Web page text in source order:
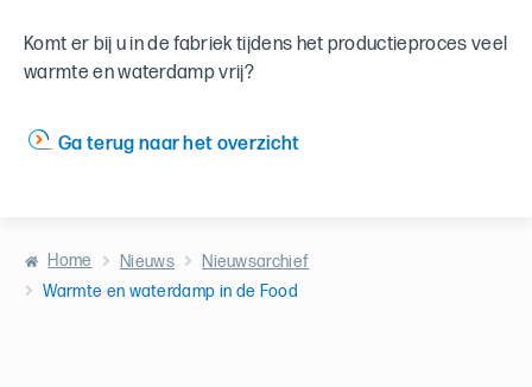
Komt er bij u in de fabriek tijdens het productieproces veel
warmte en waterdamp vrij?
Ga terug naar het overzicht
Home Nieuws
Nieuwsarchief
Warmte en waterdamp in de Food